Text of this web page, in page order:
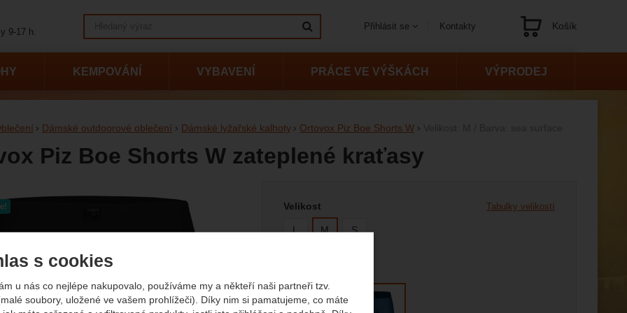
s cookies
u nás co nejlépe nakupovalo, používáme my a někteří naši partneři tzv.
soubory, uložené ve vašem prohlížeči). Díky nim si pamatujeme, co máte
Dámské outdoorové oblečení Dámské lyžařské kalhoty Ortovox Piz Boe Shorts W
Piz Boe Shorts W zateplené kraťasy
Velikost Tabulky velikostí
L M S
KEMPOVÁNÍ VYBAVENÍ PRÁCE VE VÝŠKÁCH VÝPRODEJ
9-17 h.
Kontakty
Přihlásit se Košík